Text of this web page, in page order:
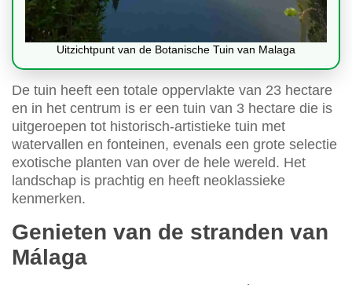
Uitzichtpunt van de Botanische Tuin van Malaga
De tuin heeft een totale oppervlakte van 23 hectare
en in het centrum is er een tuin van 3 hectare die is
uitgeroepen tot historisch-artistieke tuin met
watervallen en fonteinen, evenals een grote selectie
exotische planten van over de hele wereld. Het
landschap is prachtig en heeft neoklassieke
kenmerken.
Genieten van de stranden van
Málaga